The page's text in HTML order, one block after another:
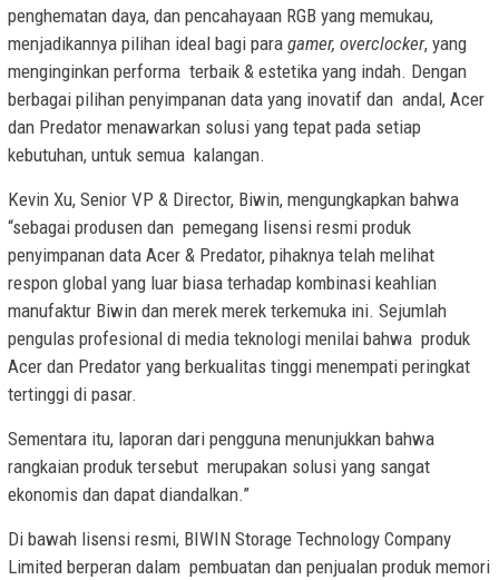
penghematan daya, dan pencahayaan RGB yang memukau,
menjadikannya pilihan ideal bagi para gamer, overclocker, yang
menginginkan performa terbaik & estetika yang indah. Dengan
berbagai pilihan penyimpanan data yang inovatif dan andal, Acer
dan Predator menawarkan solusi yang tepat pada setiap
kebutuhan, untuk semua kalangan.
Kevin Xu, Senior VP & Director, Biwin, mengungkapkan bahwa
“sebagai produsen dan pemegang lisensi resmi produk
penyimpanan data Acer & Predator, pihaknya telah melihat
respon global yang luar biasa terhadap kombinasi keahlian
manufaktur Biwin dan merek merek terkemuka ini. Sejumlah
pengulas profesional di media teknologi menilai bahwa produk
Acer dan Predator yang berkualitas tinggi menempati peringkat
tertinggi di pasar.
Sementara itu, laporan dari pengguna menunjukkan bahwa
rangkaian produk tersebut merupakan solusi yang sangat
ekonomis dan dapat diandalkan.”
Di bawah lisensi resmi, BIWIN Storage Technology Company
Limited berperan dalam pembuatan dan penjualan produk memori